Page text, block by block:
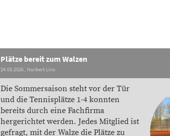
Plätze bereit zum Walzen
24.03.2026 , Norbert Lins
Die Sommersaison steht vor der Tür
und die Tennisplätze 1-4 konnten
bereits durch eine Fachfirma
hergerichtet werden. Jedes Mitglied ist
gefragt, mit der Walze die Plätze zu